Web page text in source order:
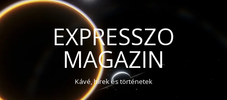
EXPRESSZO
MAGAZIN
Kávé, hírek és történetek